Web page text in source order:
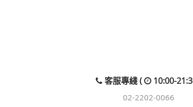
客服專綫 ( 10:00-
02-2202-0066